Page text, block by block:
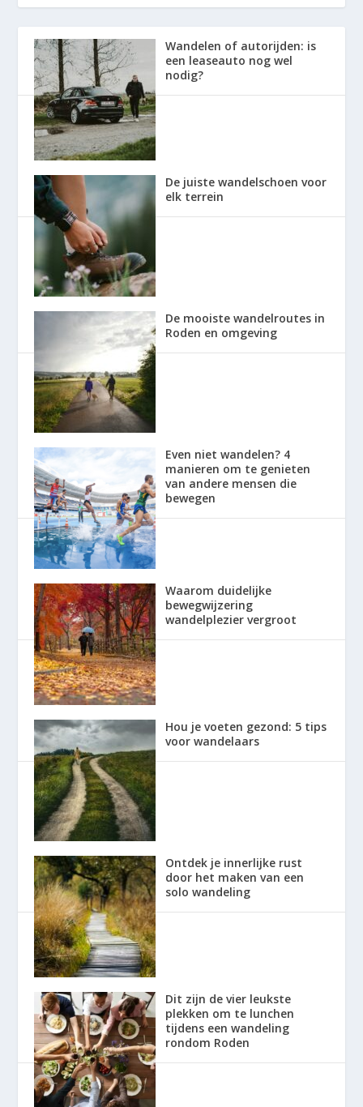
Wandelen of autorijden: is
een leaseauto nog wel
nodig?
De juiste wandelschoen voor
elk terrein
De mooiste wandelroutes in
Roden en omgeving
Even niet wandelen? 4
manieren om te genieten
van andere mensen die
bewegen
Waarom duidelijke
bewegwijzering
wandelplezier vergroot
Hou je voeten gezond: 5 tips
voor wandelaars
Ontdek je innerlijke rust
door het maken van een
solo wandeling
Dit zijn de vier leukste
plekken om te lunchen
tijdens een wandeling
rondom Roden